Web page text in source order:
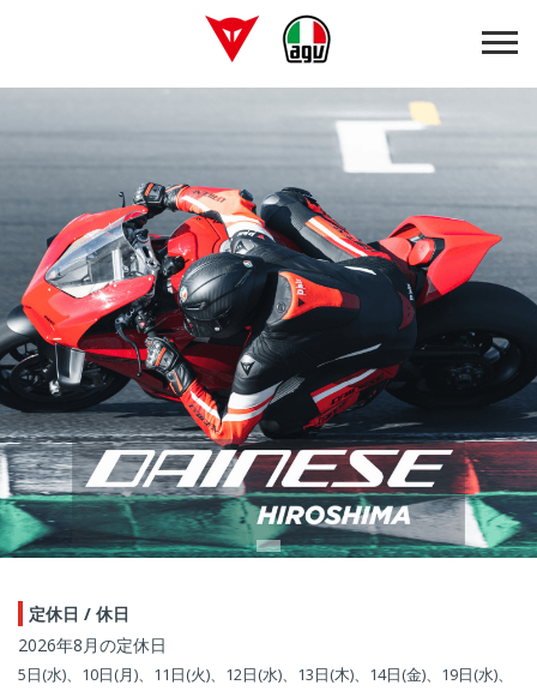
定休日 / 休日
2026年8月の定休日
5日(水)、10日(月)、11日(火)、12日(水)、13日(木)、14日(金)、19日(水)、